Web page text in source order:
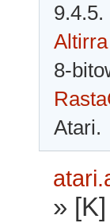
9.4.5.
8-
Atari.
»